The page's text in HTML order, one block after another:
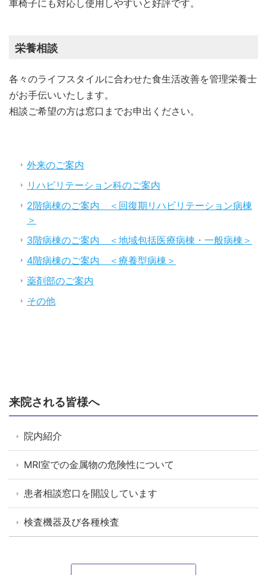
車椅子にも対応し使用しやすいと好評です。
栄養相談
各々のライフスタイルに合わせた食生活改善を管理栄養士
がお手伝いいたします。
相談ご希望の方は窓口までお申出ください。
外来のご案内
リハビリテーション科のご案内
2階病棟のご案内 ＜回復期リハビリテーション病棟
＞
3階病棟のご案内 ＜地域包括医療病棟・一般病棟＞
4階病棟のご案内 ＜療養型病棟＞
薬剤部のご案内
その他
来院される皆様へ
院内紹介
MRI室での金属物の危険性について
患者相談窓口を開設しています
検査機器及び各種検査